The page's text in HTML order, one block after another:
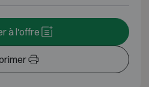
à l'offre